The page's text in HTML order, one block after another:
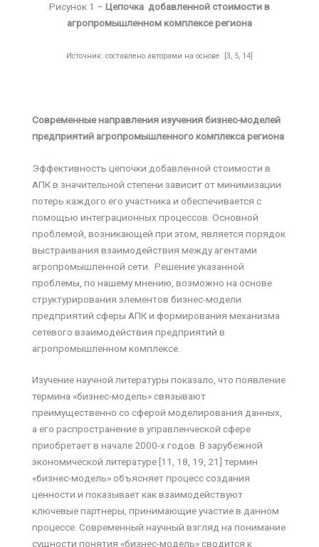
Рисунок 1 – Цепочка добавленной стоимости в
агропромышленном комплексе региона
Источник: составлено авторами на основе [3, 5, 14]
Современные направления изучения бизнес-моделей
предприятий агропромышленного комплекса региона
Эффективность цепочки добавленной стоимости в
АПК в значительной степени зависит от минимизации
потерь каждого его участника и обеспечивается с
помощью интеграционных процессов. Основной
проблемой, возникающей при этом, является порядок
выстраивания взаимодействия между агентами
агропромышленной сети. Решение указанной
проблемы, по нашему мнению, возможно на основе
структурирования элементов бизнес-модели
предприятий сферы АПК и формирования механизма
сетевого взаимодействия предприятий в
агропромышленном комплексе.
Изучение научной литературы показало, что появление
термина «бизнес-модель» связывают
преимущественно со сферой моделирования данных,
а его распространение в управленческой сфере
приобретает в начале 2000-х годов. В зарубежной
экономической литературе [11, 18, 19, 21] термин
«бизнес-модель» объясняет процесс создания
ценности и показывает как взаимодействуют
ключевые партнеры, принимающие участие в данном
процессе. Современный научный взгляд на понимание
сущности понятия «бизнес-модель» сводится к